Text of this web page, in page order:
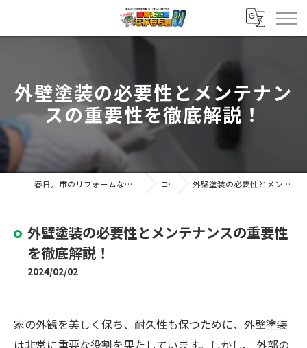
外壁塗装の必要性とメンテナン
スの重要性を徹底解説！
春日井市のリフォームなら塗替え工房ながもち君 春日井店 コラム 外壁塗装の必要性とメンテナンスの重要性を徹底解説！
外壁塗装の必要性とメンテナンスの重要性
を徹底解説！
2024/02/02
家の外観を美しく保ち、耐久性も保つために、外壁塗装
は非常に重要な役割を果たしています。しかし、 外部の